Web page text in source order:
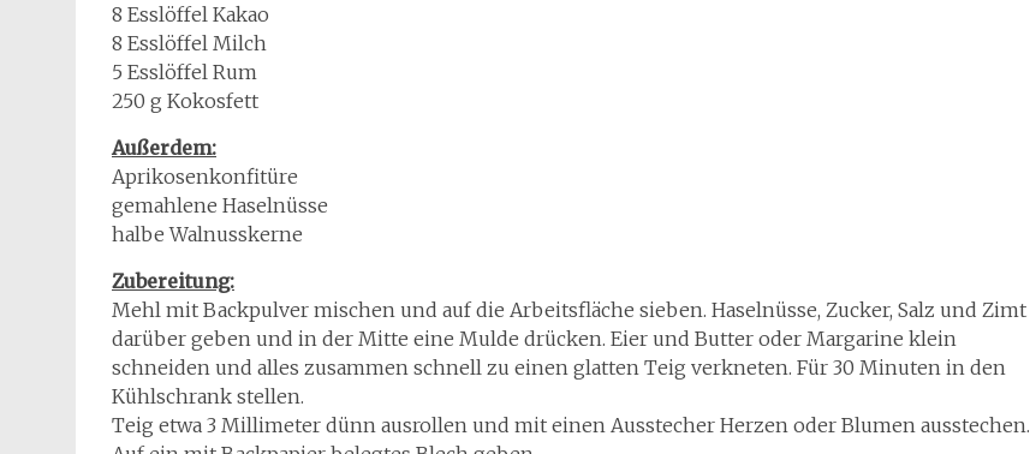
8 Esslöffel Kakao
8 Esslöffel Milch
5 Esslöffel Rum
250 g Kokosfett
Außerdem:
Aprikosenkonfitüre
gemahlene Haselnüsse
halbe Walnusskerne
Zubereitung:
Mehl mit Backpulver mischen und auf die Arbeitsfläche sieben. Haselnüsse, Zucker, Salz und Zimt
darüber geben und in der Mitte eine Mulde drücken. Eier und Butter oder Margarine klein
schneiden und alles zusammen schnell zu einen glatten Teig verkneten. Für 30 Minuten in den
Kühlschrank stellen.
Teig etwa 3 Millimeter dünn ausrollen und mit einen Ausstecher Herzen oder Blumen ausstechen.